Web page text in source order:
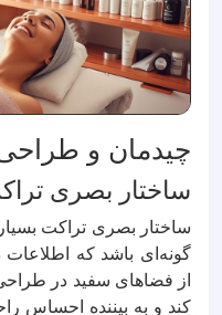
چیدمان و
ساختار بصری
ساختار بصری تراکت
گونه‌ای باشد که
از فضاهای سفید در
کند و به بیننده احساس